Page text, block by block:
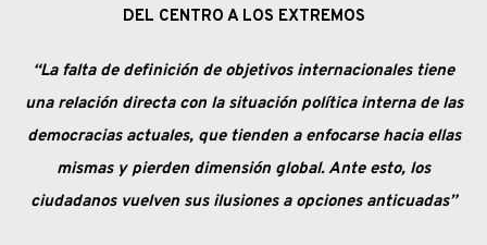
DEL CENTRO A LOS EXTREMOS
“La falta de definición de objetivos internacionales tiene
una relación directa con la situación política interna de las
democracias actuales, que tienden a enfocarse hacia ellas
mismas y pierden dimensión global. Ante esto, los
ciudadanos vuelven sus ilusiones a opciones anticuadas”